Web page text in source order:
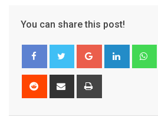
You can share this post!
Google+ LinkedIn
Reddit
Share